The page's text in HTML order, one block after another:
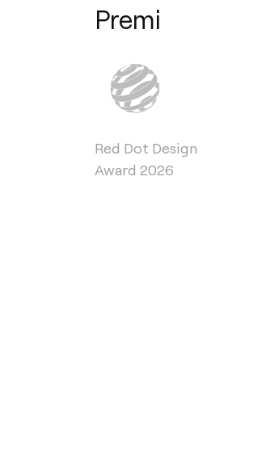
Premi
Red Dot Design
Award 2026